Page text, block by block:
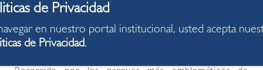
Enlace:
https://www.facebook.com/culturamiraflores/videos/
Miraflores Ecológico
en nuestro portal institucional, usted acepta
de Privacidad.